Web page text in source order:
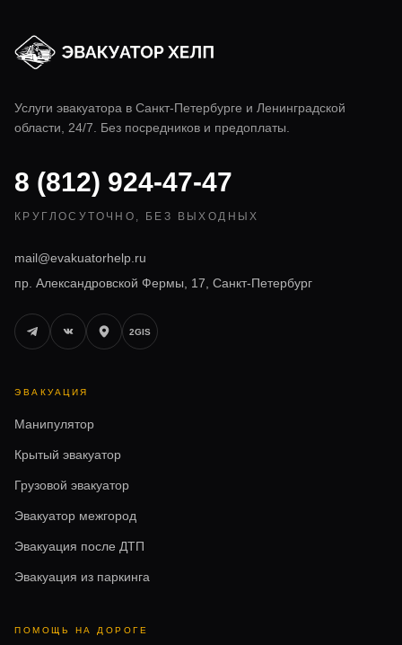
Услуги эвакуатора в Санкт-Петербурге и Ленинградской
области, 24/7. Без посредников и предоплаты.
8 (812) 924-47-47
КРУГЛОСУТОЧНО, БЕЗ ВЫХОДНЫХ
mail@evakuatorhelp.ru
пр. Александровской Фермы, 17, Санкт-Петербург
2GIS
ЭВАКУАЦИЯ
Манипулятор
Крытый эвакуатор
Грузовой эвакуатор
Эвакуатор межгород
Эвакуация после ДТП
Эвакуация из паркинга
ПОМОЩЬ НА ДОРОГЕ